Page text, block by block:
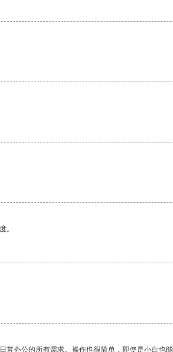
。
办公的所有需求。操作也很简单，即使是小白也能